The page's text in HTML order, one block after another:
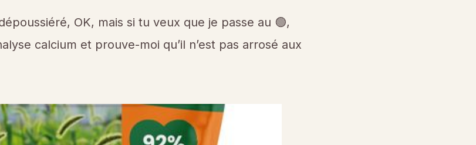
OK, mais si tu veux que je passe au 🟢,
calcium et prouve-moi qu’il n’est pas arrosé aux